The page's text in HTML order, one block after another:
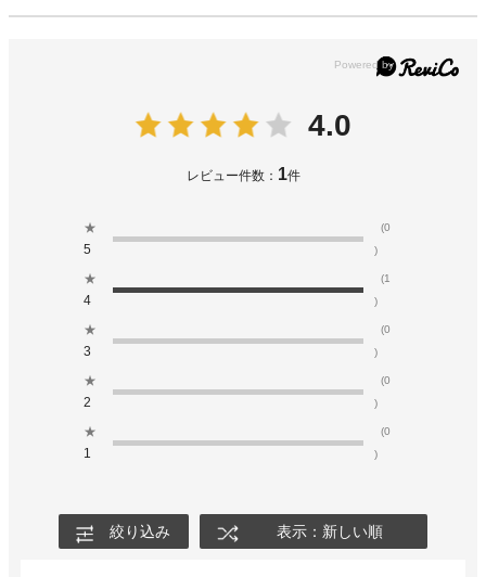
4.0
レビュー件数： 1件
★
5
(0
)
★
4
(1
)
★
3
(0
)
★
2
(0
)
★
1
(0
)
絞り込み 表示：新しい順